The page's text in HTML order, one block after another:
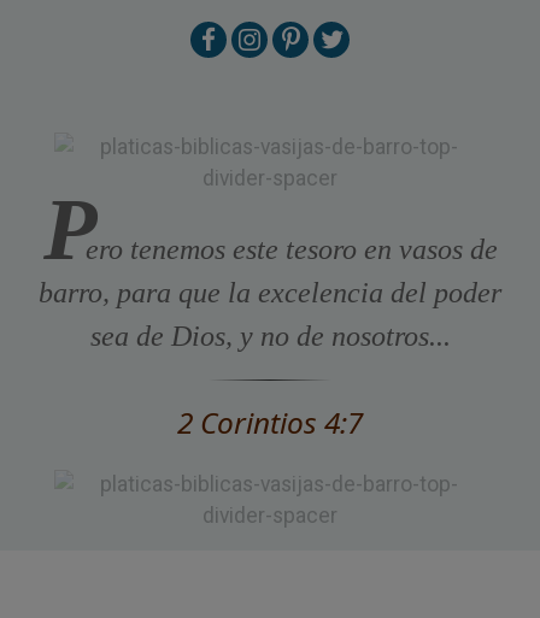
Pero tenemos este tesoro en vasos de
barro, para que la excelencia del poder
sea de Dios, y no de nosotros...
2 Corintios 4:7